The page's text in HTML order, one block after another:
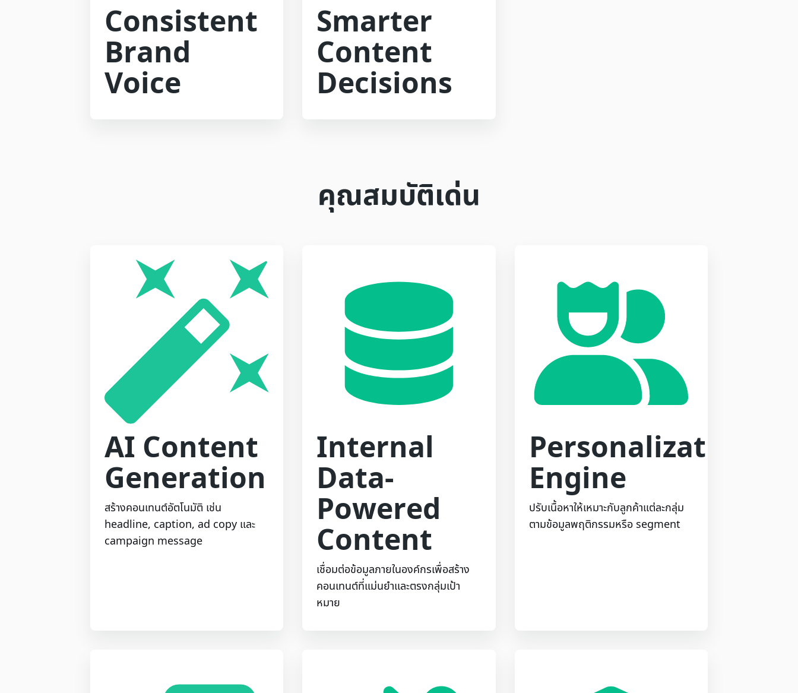
Consistent
Brand
Voice
Smarter
Content
Decisions
คุณสมบัติเด่น
AI Content
Generation
สร้างคอนเทนต์อัตโนมัติ เช่น
headline, caption, ad copy และ
campaign message
Internal
Data-
Powered
Content
เชื่อมต่อข้อมูลภายในองค์กรเพื่อสร้าง
คอนเทนต์ที่แม่นยำและตรงกลุ่มเป้า
หมาย
Personalization
Engine
ปรับเนื้อหาให้เหมาะกับลูกค้าแต่ละกลุ่ม
ตามข้อมูลพฤติกรรมหรือ segment